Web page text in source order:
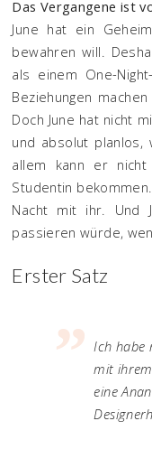
Das Vergangene ist
June hat ein
bewahren will.
als einem One-
Beziehungen
Doch June hat nicht
und absolut planlos,
allem kann er nicht
Studentin
Nacht mit ihr. Und
passieren würde,
Erster Satz
Ich habe
mit
eine